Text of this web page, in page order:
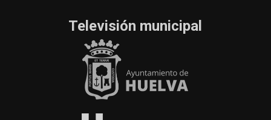
Televisión municipal